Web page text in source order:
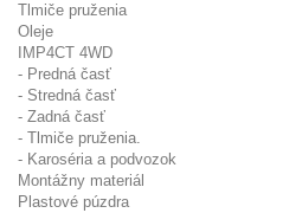
Tlmiče pruženia
Oleje
IMP4CT 4WD
- Predná časť
- Stredná časť
- Zadná časť
- Tlmiče pruženia.
- Karoséria a podvozok
Montážny materiál
Plastové púzdra